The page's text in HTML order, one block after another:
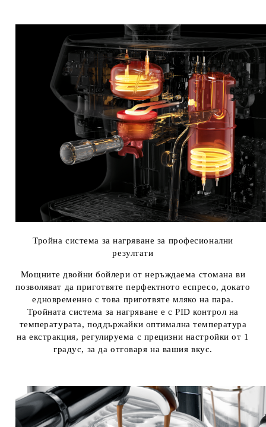
Тройна система за нагряване за професионални
резултати
Мощните двойни бойлери от неръждаема стомана ви
позволяват да приготвяте перфектното еспресо, докато
едновременно с това приготвяте мляко на пара.
Тройната система за нагряване е с PID контрол на
температурата, поддържайки оптимална температура
на екстракция, регулируема с прецизни настройки от 1
градус, за да отговаря на вашия вкус.